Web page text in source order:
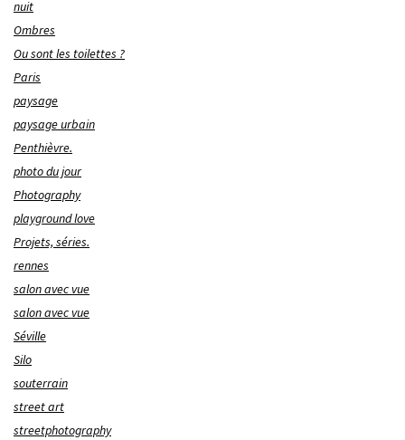
nuit
Ombres
Ou sont les toilettes ?
Paris
paysage
paysage urbain
Penthièvre.
photo du jour
Photography
playground love
Projets, séries.
rennes
salon avec vue
salon avec vue
Séville
Silo
souterrain
street art
streetphotography